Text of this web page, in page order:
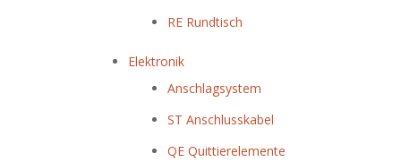
RE Rundtisch
Elektronik
Anschlagsystem
ST Anschlusskabel
QE Quittierelemente